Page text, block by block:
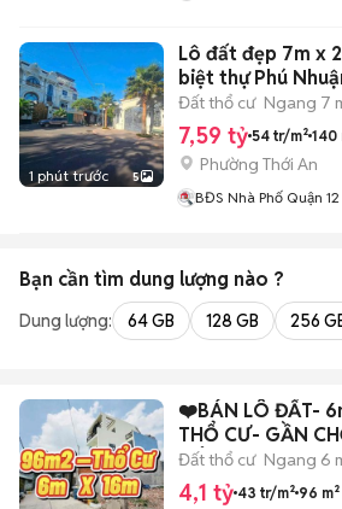
1 phút trước 5
Lô đất đẹp 7m x
biệt thự Phú
Đất thổ cư Ngang 7
7,59 tỷ 54 tr/m² 140
Phường Thới An
BĐS Nhà Phố Quận 12
Bạn cần tìm dung lượng nào ?
Dung lượng: 64 GB 128 GB 256
❤️BÁN LÔ ĐẤT-
THỔ CƯ- GẦN
MÔN
Đất thổ cư Ngang 6
4,1 tỷ 43 tr/m² 96 m²